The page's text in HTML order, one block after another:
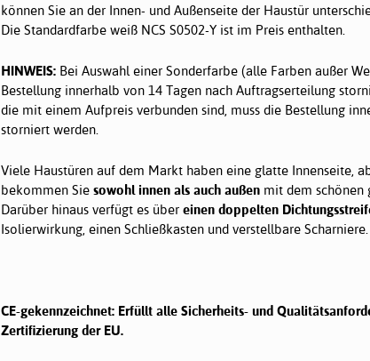
können Sie an der Innen- und Außenseite der Haustür
Die Standardfarbe weiß NCS S0502-Y ist im Preis enthalten.
HINWEIS: Bei Auswahl einer Sonderfarbe (alle Farben außer
Bestellung innerhalb von 14 Tagen nach Auftragserteilung
die mit einem Aufpreis verbunden sind, muss die Bestellung
storniert werden.
Viele Haustüren auf dem Markt haben eine glatte Innenseite,
bekommen Sie sowohl innen als auch außen mit dem schönen
Darüber hinaus verfügt es über einen doppelten
Isolierwirkung, einen Schließkasten und verstellbare Scharniere.
CE-gekennzeichnet: Erfüllt alle Sicherheits- und
Zertifizierung der EU.